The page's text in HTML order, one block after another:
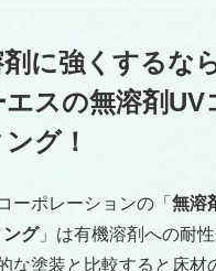
に強くするな
スの無溶剤UV
グ！
ーポレーションの「 無溶
グ」は有機溶剤への耐
な塗装と比較すると床材